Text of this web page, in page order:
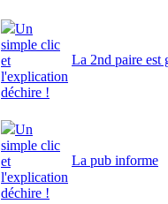
Un
simple clic
et
l'explication
déchire !
La 2nd paire est
Un
simple clic
et
l'explication
déchire !
La pub informe